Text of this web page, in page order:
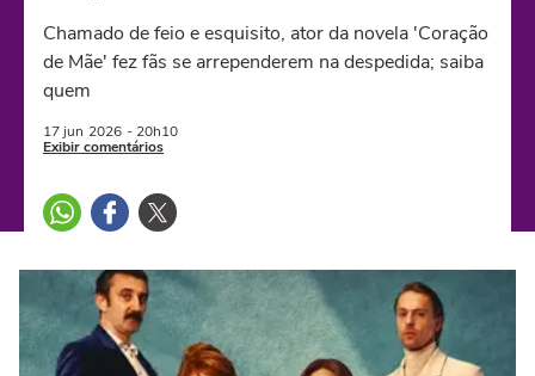
Chamado de feio e esquisito, ator da novela 'Coração
de Mãe' fez fãs se arrependerem na despedida; saiba
quem
17 jun 2026 - 20h10
Exibir comentários